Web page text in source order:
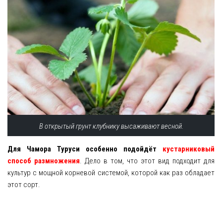
В открытый грунт клубнику высаживают весной.
Для Чамора Туруси особенно подойдёт кустарниковый
способ размножения. Дело в том, что этот вид подходит для
культур с мощной корневой системой, которой как раз обладает
этот сорт.